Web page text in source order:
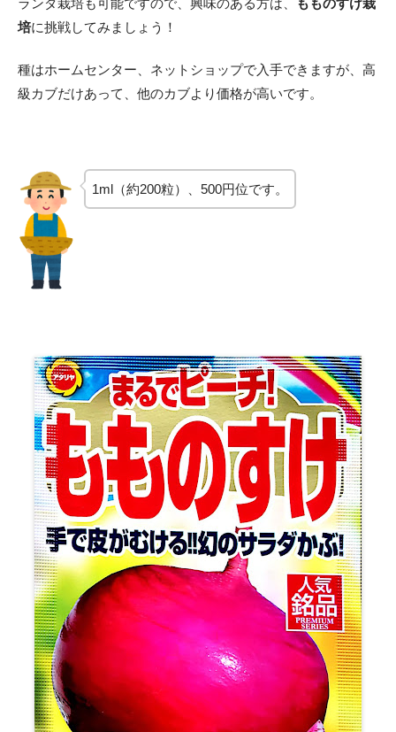
培に挑戦してみましょう！
種はホームセンター、ネットショップで入手できますが、高
級カブだけあって、他のカブより価格が高いです。
1ml（約200粒）、500円位です。